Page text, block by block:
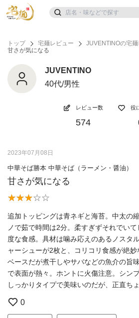
トップ 宅麺レビュー
JUVENTINOの宅
甘さが気になる
JUVENTINO
40代/男性
レビュー数
574
役
2023年07月08日
中華そば勝本 中華そば（ラーメン・醤油）
甘さが気になる
追加トッピングは青ネギと海苔。中太の
ノで茹で時間は2分。柔すぎずそれでい
度な食感。具材は噛み応えのあるノスタ
ャーシューが2枚と、コリコリ食感が絶
ベースだが煮干しやサバなどの魚介の旨
で表面が熱々。ホントに火傷注意。シン
しっかりタイプで美味いのだが、正直ち
0